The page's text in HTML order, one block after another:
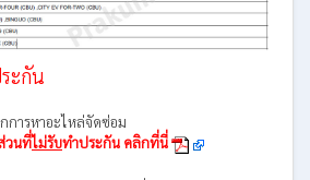
ะกัน
การหาอะไหล่จัดซ่อม
วนที่ไม่รับทำประกัน คลิกที่นี่